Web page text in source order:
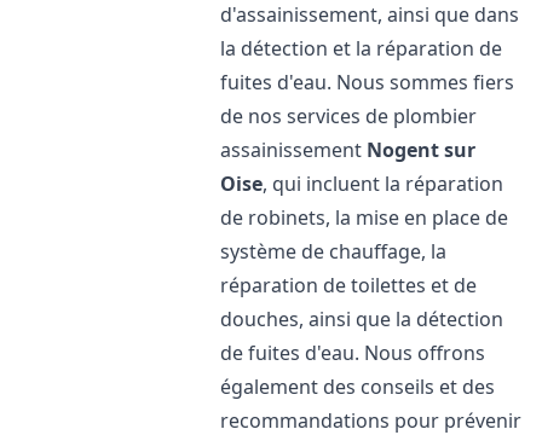
d'assainissement, ainsi que dans
la détection et la réparation de
fuites d'eau. Nous sommes fiers
de nos services de plombier
assainissement Nogent sur
Oise, qui incluent la réparation
de robinets, la mise en place de
système de chauffage, la
réparation de toilettes et de
douches, ainsi que la détection
de fuites d'eau. Nous offrons
également des conseils et des
recommandations pour prévenir